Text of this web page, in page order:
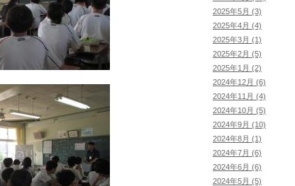
2025年5月 (3)
2025年4月 (4)
2025年3月 (1)
2025年2月 (5)
2025年1月 (2)
2024年12月 (6)
2024年11月 (4)
2024年10月 (5)
2024年9月 (10)
2024年8月 (1)
2024年7月 (6)
2024年6月 (6)
2024年5月 (5)